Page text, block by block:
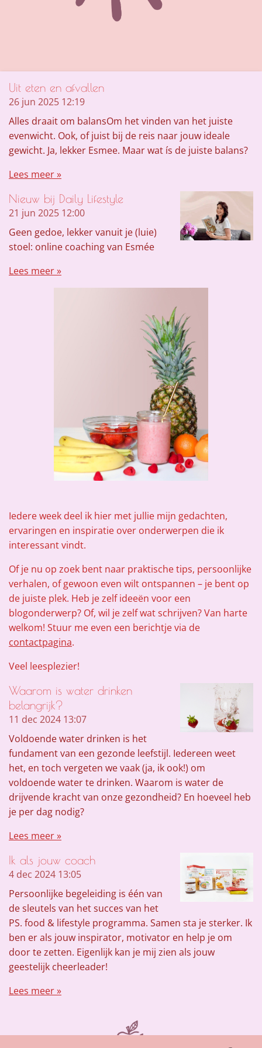
Uit eten en afvallen
26 jun 2025 12:19
Alles draait om balansOm het vinden van het juiste
evenwicht. Ook, of juist bij de reis naar jouw ideale
gewicht. Ja, lekker Esmee. Maar wat ís de juiste balans?
Lees meer »
Nieuw bij Daily Lifestyle
21 jun 2025 12:00
Geen gedoe, lekker vanuit je (luie)
stoel: online coaching van Esmée
Lees meer »
Iedere week deel ik hier met jullie mijn gedachten,
ervaringen en inspiratie over onderwerpen die ik
interessant vindt.
Of je nu op zoek bent naar praktische tips, persoonlijke
verhalen, of gewoon even wilt ontspannen – je bent op
de juiste plek. Heb je zelf ideeën voor een
blogonderwerp? Of, wil je zelf wat schrijven? Van harte
welkom! Stuur me even een berichtje via de
contactpagina.
Veel leesplezier!
Waarom is water drinken
belangrijk?
11 dec 2024 13:07
Voldoende water drinken is het
fundament van een gezonde leefstijl. Iedereen weet
het, en toch vergeten we vaak (ja, ik ook!) om
voldoende water te drinken. Waarom is water de
drijvende kracht van onze gezondheid? En hoeveel heb
je per dag nodig?
Lees meer »
Ik als jouw coach
4 dec 2024 13:05
Persoonlijke begeleiding is één van
de sleutels van het succes van het
PS. food & lifestyle programma. Samen sta je sterker. Ik
ben er als jouw inspirator, motivator en help je om
door te zetten. Eigenlijk kan je mij zien als jouw
geestelijk cheerleader!
Lees meer »